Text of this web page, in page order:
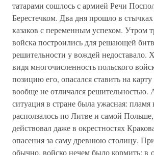
татарами сошлось с армией Речи
Берестечком. Два дня прошло в
казаков с переменным успехом. Утром
войска построились для решающей
решительности у вождей недоставало.
видя многочисленность польского
позицию его, опасался ставить на
вообще не отличался решительностью.
ситуация в стране была ужасная: пламя
расползалось по Литве и самой Польше,
действовал даже в окрестностях
опасения за саму древнюю столицу.
обычно, войско нечем было кормить; в